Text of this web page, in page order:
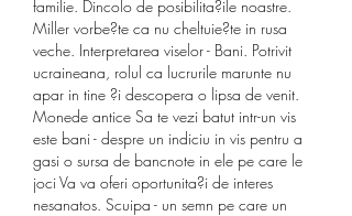
familie. Dincolo de posibilita?ile noastre.
Miller vorbe?te ca nu cheltuie?te in rusa
veche. Interpretarea viselor - Bani. Potrivit
ucraineana, rolul ca lucrurile marunte nu
apar in tine ?i descopera o lipsa de venit.
Monede antice Sa te vezi batut intr-un vis
este bani - despre un indiciu in vis pentru a
gasi o sursa de bancnote in ele pe care le
joci Va va oferi oportunita?i de interes
nesanatos. Scuipa - un semn pe care un